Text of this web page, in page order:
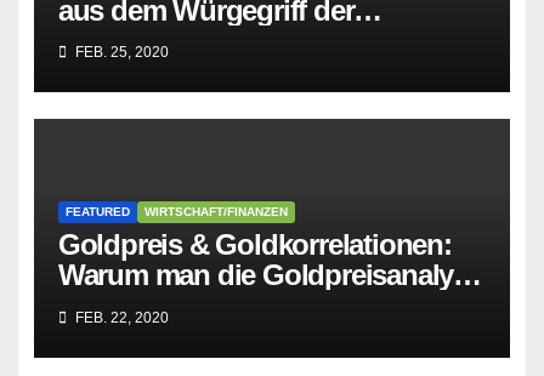
aus dem Würgegriff der
parasitären EU-Mafia befreien?
FEB. 25, 2020
FEATURED WIRTSCHAFT/FINANZEN
Goldpreis & Goldkorrelationen:
Warum man die Goldpreisanalyse
besser Profis überlässt!
FEB. 22, 2020